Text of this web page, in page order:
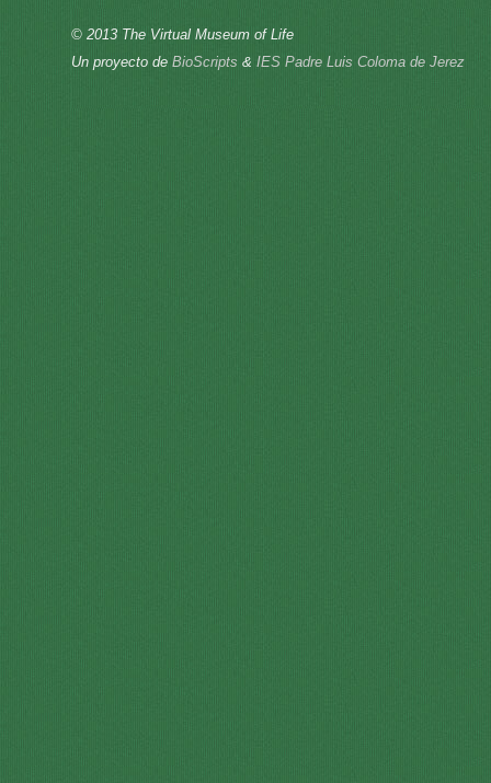
© 2013 The Virtual Museum of Life
Un proyecto de BioScripts & IES Padre Luis Coloma de Jerez